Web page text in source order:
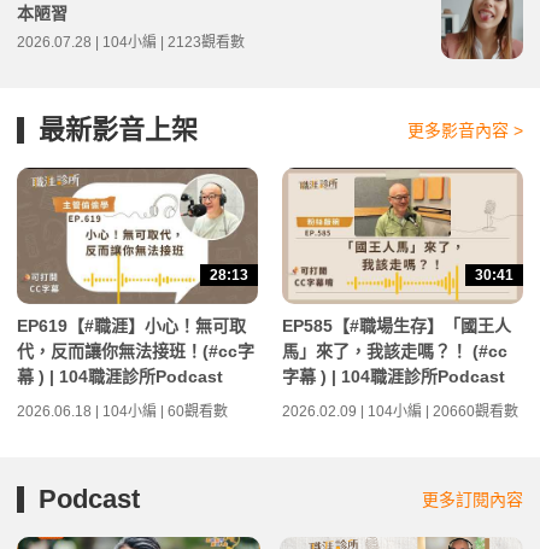
本陋習
2026.07.28 | 104小編 | 2123觀看數
最新影音上架 更多影音內容 >
28:13
EP619【#職涯】小心！無可取
代，反而讓你無法接班！(#cc字
幕 ) | 104職涯診所Podcast
2026.06.18 | 104小編 | 60觀看數
30:41
EP585【#職場生存】「國王人
馬」來了，我該走嗎？！ (#cc
字幕 ) | 104職涯診所Podcast
2026.02.09 | 104小編 | 20660觀看數
Podcast 更多訂閱內容